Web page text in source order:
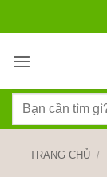
dung
Tìm
TRANG CHỦ /